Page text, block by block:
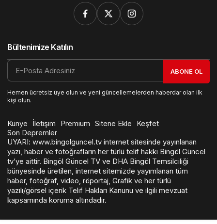
Bültenimize Katılın
ABONE OL
Hemen ücretsiz üye olun ve yeni güncellemelerden haberdar olan ilk
kişi olun.
Künye İletişim Premium Sitene Ekle
Keşfet
Son Depremler
UYARI: www.bingolguncel.tv internet sitesinde yayınlanan
yazı, haber ve fotoğrafların her türlü telif hakkı Bingöl Güncel
tv’ye aittir. Bingöl Güncel TV ve DHA Bingöl Temsilciliği
bünyesinde üretilen, internet sitemizde yayımlanan tüm
haber, fotoğraf, video, röportaj, Grafik ve her türlü
yazılı/görsel içerik Telif Hakları Kanunu ve ilgili mevzuat
kapsamında koruma altındadır.